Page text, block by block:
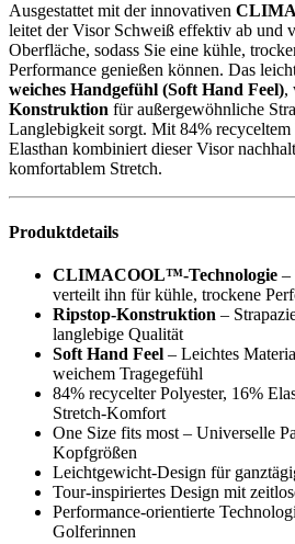
Ausgestattet mit der innovativen
leitet der Visor Schweiß effektiv ab und
Oberfläche, sodass Sie eine kühle,
Performance genießen können. Das
weiches Handgefühl (Soft Hand Feel),
Konstruktion für außergewöhnliche
Langlebigkeit sorgt. Mit 84% recyceltem
Elasthan kombiniert dieser Visor
komfortablem Stretch.
Produktdetails
CLIMACOOL™-Technologie –
verteilt ihn für kühle, trockene
Ripstop-Konstruktion –
langlebige Qualität
Soft Hand Feel – Leichtes
weichem Tragegefühl
84% recycelter Polyester, 16%
Stretch-Komfort
One Size fits most – Universelle
Kopfgrößen
Leichtgewicht-Design für
Tour-inspiriertes Design mit
Performance-orientierte
Golferinnen